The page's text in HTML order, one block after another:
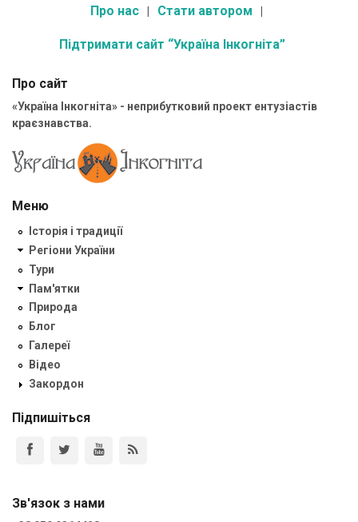
Про нас Стати автором
Підтримати сайт “Україна Інкогніта”
Про сайт
«Україна Інкогніта» - неприбутковий проект ентузіастів
краєзнавства.
Меню
Історія і традиції
Регіони України
Тури
Пам'ятки
Природа
Блог
Галереї
Відео
Закордон
Підпишіться
Зв'язок з нами